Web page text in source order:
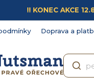
!! KONEC AKCE
Doprava a